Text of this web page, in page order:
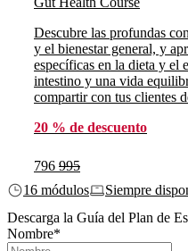
Descubre las profundas
y el bienestar general, y
específicas en la dieta y el
intestino y una vida
compartir con tus clientes
20 % de descuento
796 995
16 módulos
Siempre
Descarga la Guía del Plan de
Nombre*